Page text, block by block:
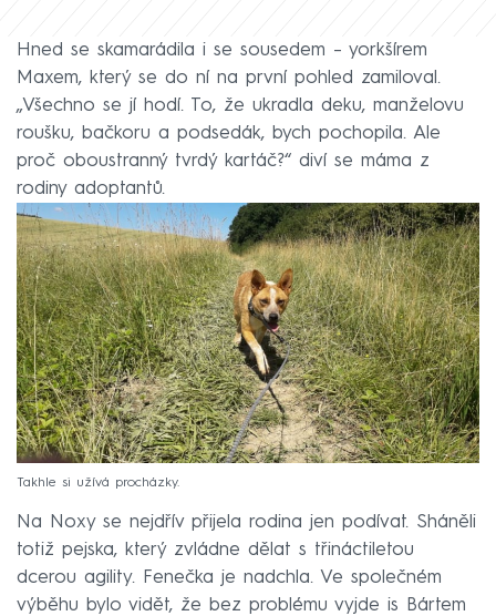
Hned se skamarádila i se sousedem –⁠ yorkšírem
Maxem, který se do ní na první pohled zamiloval.
„Všechno se jí hodí. To, že ukradla deku, manželovu
roušku, bačkoru a podsedák, bych pochopila. Ale
proč oboustranný tvrdý kartáč?“ diví se máma z
rodiny adoptantů.
Takhle si užívá procházky.
Na Noxy se nejdřív přijela rodina jen podívat. Sháněli
totiž pejska, který zvládne dělat s třináctiletou
dcerou agility. Fenečka je nadchla. Ve společném
výběhu bylo vidět, že bez problému vyjde is Bártem